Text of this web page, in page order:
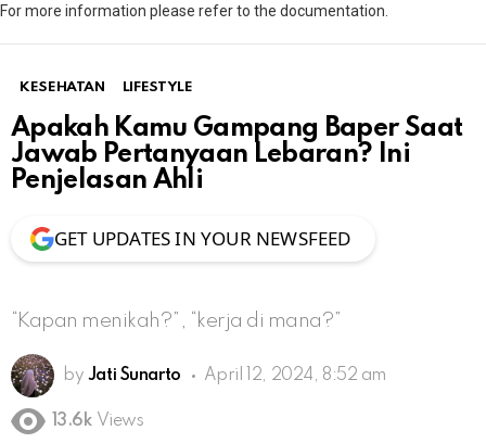
For more information please refer to the documentation.
KESEHATAN LIFESTYLE
Apakah Kamu Gampang Baper Saat
Jawab Pertanyaan Lebaran? Ini
Penjelasan Ahli
GET UPDATES IN YOUR NEWSFEED
“Kapan menikah?”, “kerja di mana?”
by Jati Sunarto April 12, 2024, 8:52 am
13.6k Views